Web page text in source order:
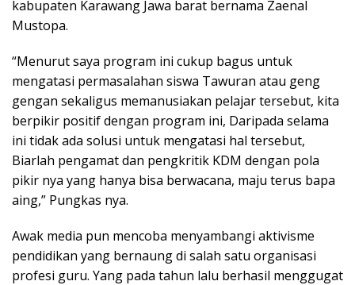
kabupaten Karawang Jawa barat bernama Zaenal
Mustopa.
“Menurut saya program ini cukup bagus untuk
mengatasi permasalahan siswa Tawuran atau geng
gengan sekaligus memanusiakan pelajar tersebut, kita
berpikir positif dengan program ini, Daripada selama
ini tidak ada solusi untuk mengatasi hal tersebut,
Biarlah pengamat dan pengkritik KDM dengan pola
pikir nya yang hanya bisa berwacana, maju terus bapa
aing,” Pungkas nya.
Awak media pun mencoba menyambangi aktivisme
pendidikan yang bernaung di salah satu organisasi
profesi guru. Yang pada tahun lalu berhasil menggugat